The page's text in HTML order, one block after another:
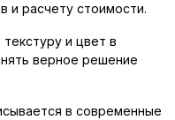
и расчету стоимости.
и цвет в
верное решение
в современные